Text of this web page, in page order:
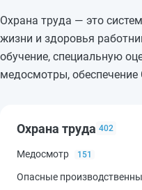
Охрана труда — это
жизни и здоровья
обучение, специальную
медосмотры, обеспечение
Охрана труда 402
Медосмотр 151
Опасные